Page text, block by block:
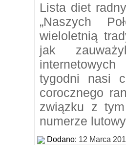
Lista diet
„Naszych
wieloletnią
jak
tygodni nasi
corocznego
związku z
numerze
Dodano: 12 Marca